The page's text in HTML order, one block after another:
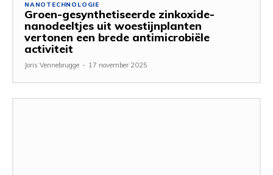
NANOTECHNOLOGIE
Groen-gesynthetiseerde zinkoxide-
nanodeeltjes uit woestijnplanten
vertonen een brede antimicrobiële
activiteit
Joris Vennebrugge - 17 november 2025